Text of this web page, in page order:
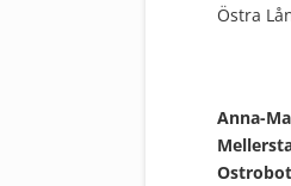
Östra
Anna-